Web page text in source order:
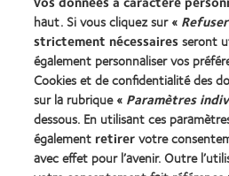
Lentilles de contact et vision
Nouveau porteur
Porteur de longue date
À propos de CooperVision
haut. Si vous cliquez sur « Refuser
strictement nécessairesseront
également personnaliser vos
Cookies et de confidentialité des
sur la rubrique « Paramètres
dessous. En utilisant ces
également retirervotre
avec effet pour l’avenir. Outre